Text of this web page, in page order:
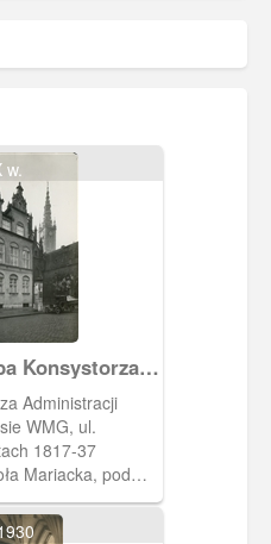
w.
Mariacka, pod
urzędnika